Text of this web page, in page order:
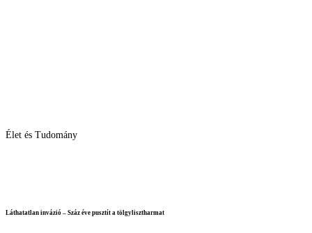
Élet és Tudomány
Láthatatlan invázió – Száz éve pusztít a tölgylisztharmat